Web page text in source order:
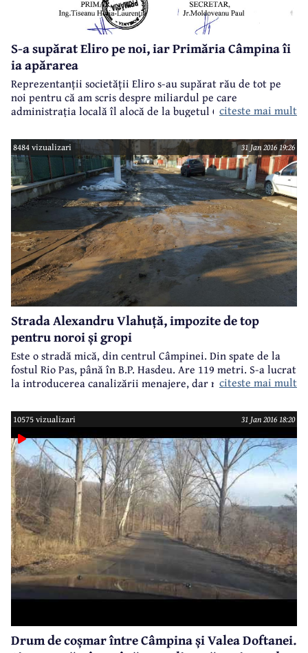
S-a supărat Eliro pe noi, iar Primăria Câmpina îi
ia apărarea
Reprezentanții societății Eliro s-au supărat rău de tot pe
noi pentru că am scris despre miliardul pe care
administrația locală îl alocă de la bugetul Câmpinei pentru
la replică, nu ne-au dat în judecată. În schimb, s-au plâns la
Primărie. Și ce face Primăria Câmpina? Ne trimite un
comunicat cu "precizări". Ne spune că "informațiile
prezentate nu sunt adevărate", dar confirmă suma de
108.000 lei pentru subvenționarea transportului public.
citeste mai mult
8484 vizualizari 31 Jan 2016 19:26
Strada Alexandru Vlahuță, impozite de top
pentru noroi și gropi
Este o stradă mică, din centrul Câmpinei. Din spate de la
fostul Rio Pas, până în B.P. Hasdeu. Are 119 metri. S-a lucrat
la introducerea canalizării menajere, dar nu a mai refăcut
nu-i așa, să fi fost acum campanie electorală și politicienii
să fie nevoiți să bată orașul, inclusiv Strada Vlahuță?!
citeste mai mult
10575 vizualizari 31 Jan 2016 18:20
Drum de coșmar între Câmpina și Valea Doftanei.